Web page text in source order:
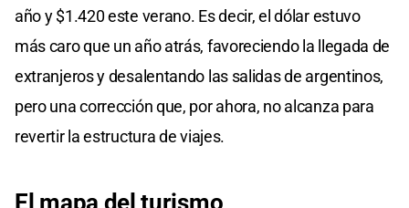
año y $1.420 este verano. Es decir, el dólar estuvo
más caro que un año atrás, favoreciendo la llegada de
extranjeros y desalentando las salidas de argentinos,
pero una corrección que, por ahora, no alcanza para
revertir la estructura de viajes.